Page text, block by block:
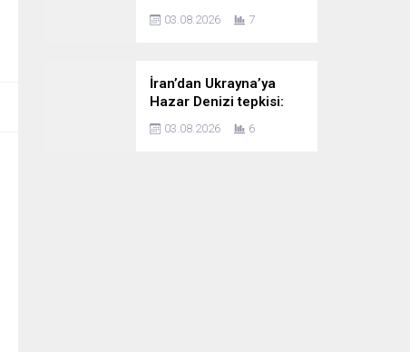
çocuk planını erteliyor
03.08.2026 7
İran’dan Ukrayna’ya
Hazar Denizi tepkisi:
‘Saldırının kasıtlı
olduğuna dair
03.08.2026 6